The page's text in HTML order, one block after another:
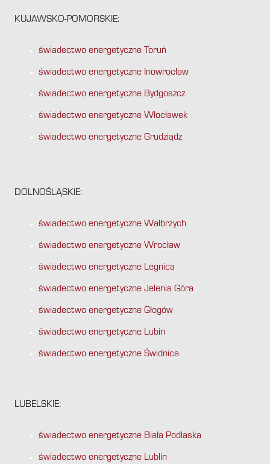
KUJAWSKO-POMORSKIE:
świadectwo energetyczne Toruń
świadectwo energetyczne Inowrocław
świadectwo energetyczne Bydgoszcz
świadectwo energetyczne Włocławek
świadectwo energetyczne Grudziądz
DOLNOŚLĄSKIE:
świadectwo energetyczne Wałbrzych
świadectwo energetyczne Wrocław
świadectwo energetyczne Legnica
świadectwo energetyczne Jelenia Góra
świadectwo energetyczne Głogów
świadectwo energetyczne Lubin
świadectwo energetyczne Świdnica
LUBELSKIE:
świadectwo energetyczne Biała Podlaska
świadectwo energetyczne Lublin